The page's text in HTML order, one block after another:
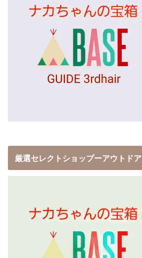
厳選セレクトショップーアウトドア